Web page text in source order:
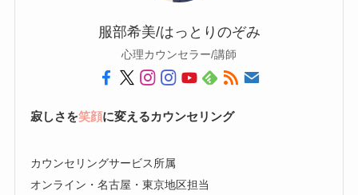
服部希美/はっとりのぞみ
心理カウンセラー/講師
寂しさを笑顔に変えるカウンセリング
カウンセリングサービス所属
オンライン・名古屋・東京地区担当